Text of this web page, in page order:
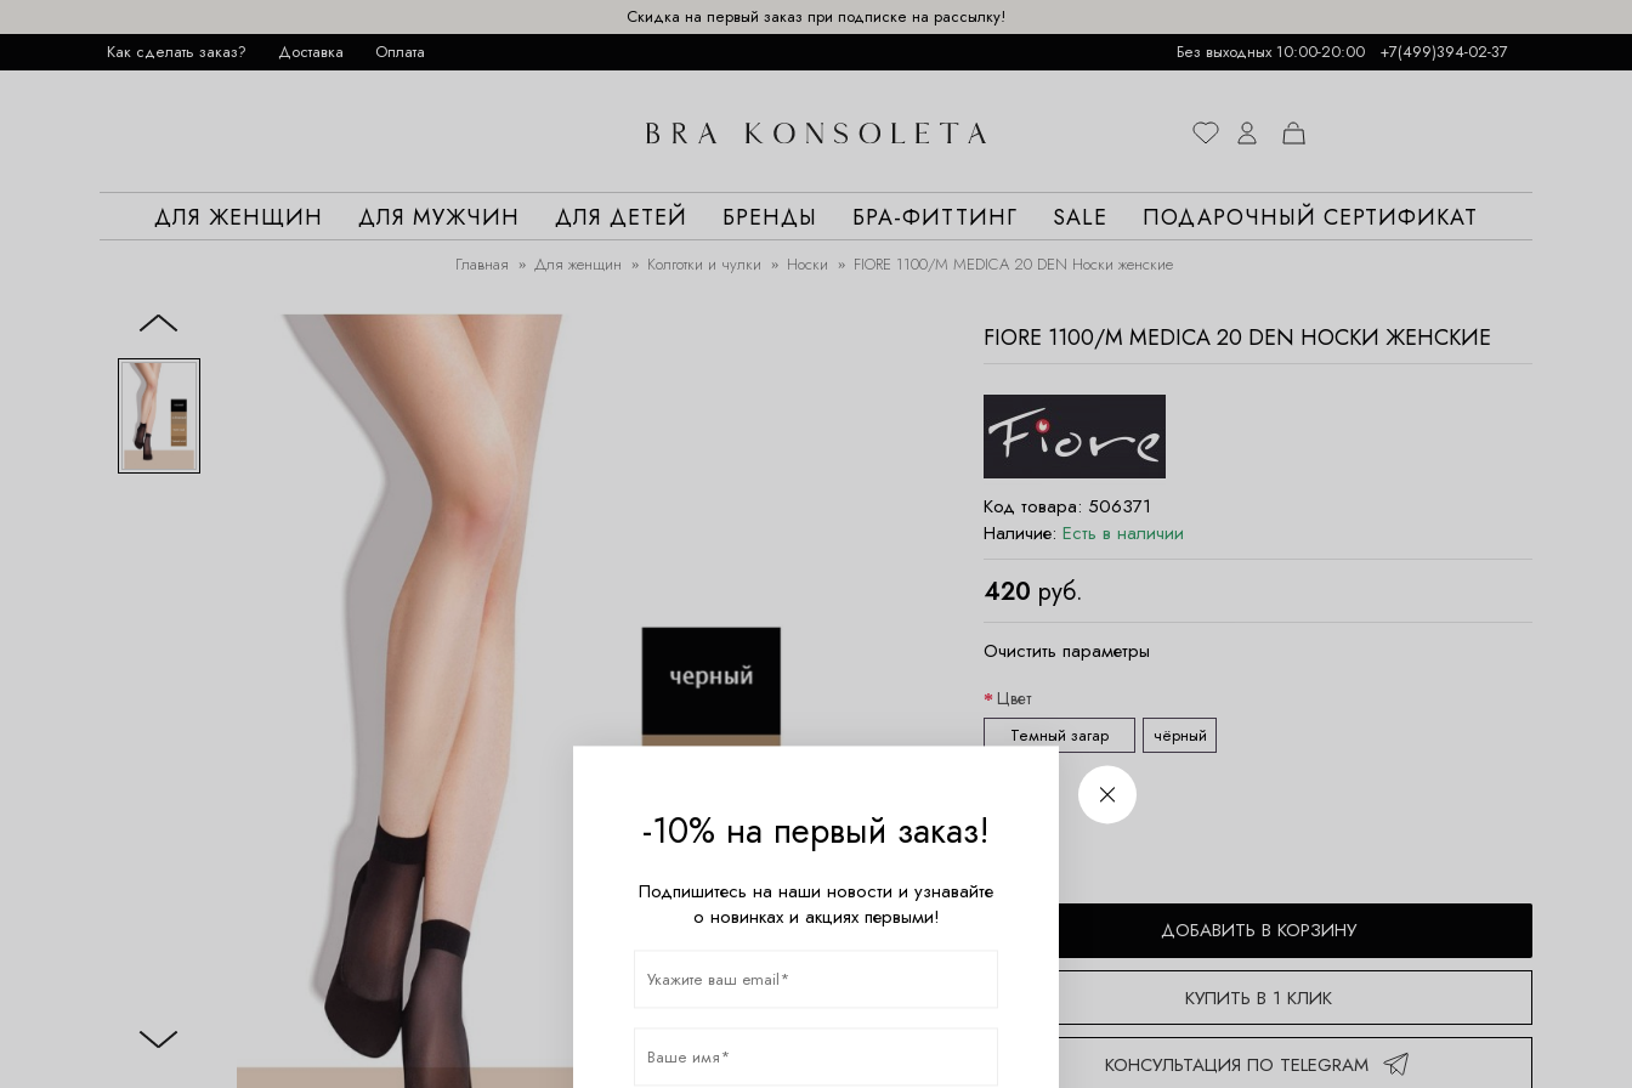
Скидка на первый заказ при подписке на рассылку!
Как сделать заказ?
Доставка Оплата Без выходных 10:00-20:00 +7(499)394-02-37
ДЛЯ ЖЕНЩИН ДЛЯ МУЖЧИН ДЛЯ ДЕТЕЙ БРЕНДЫ БРА-ФИТТИНГ SALE ПОДАРОЧНЫЙ СЕРТИФИКАТ
Главная Для женщин Колготки и чулки Носки FIORE 1100/M MEDICA 20 DEN Носки женские
FIORE 1100/M MEDICA 20 DEN НОСКИ ЖЕНСКИЕ
Код товара: 506371
Наличие: Есть в наличии
420 руб.
Очистить параметры
Цвет
Темный загар чёрный
ДОБАВИТЬ В КОРЗИНУ
КУПИТЬ В 1 КЛИК
КОНСУЛЬТАЦИЯ ПО TELEGRAM
-10% на первый заказ!
Подпишитесь на наши новости и узнавайте
о новинках и акциях первыми!